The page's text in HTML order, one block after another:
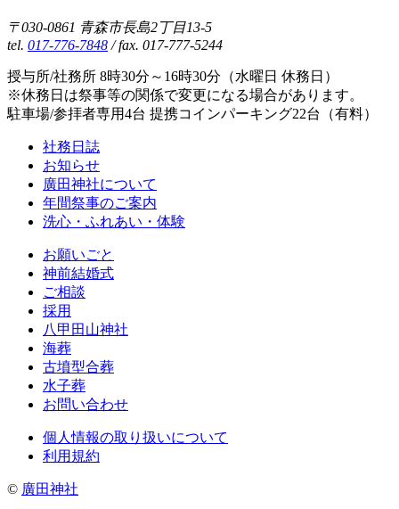
〒030-0861 青森市長島2丁目13-5
tel. 017-776-7848 / fax. 017-777-5244
授与所/社務所 8時30分～16時30分（水曜日 休務日）
※休務日は祭事等の関係で変更になる場合があります。
駐車場/参拝者専用4台 提携コインパーキング22台（有料）
社務日誌
お知らせ
廣田神社について
年間祭事のご案内
洗心・ふれあい・体験
お願いごと
神前結婚式
ご相談
採用
八甲田山神社
海葬
古墳型合葬
水子葬
お問い合わせ
個人情報の取り扱いについて
利用規約
© 廣田神社